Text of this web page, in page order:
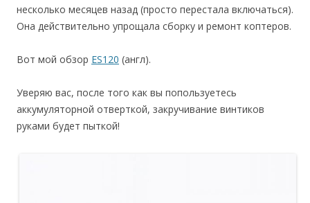
несколько месяцев назад (просто перестала включаться).
Она действительно упрощала сборку и ремонт коптеров.
Вот мой обзор ES120 (англ).
Уверяю вас, после того как вы попользуетесь
аккумуляторной отверткой, закручивание винтиков
руками будет пыткой!